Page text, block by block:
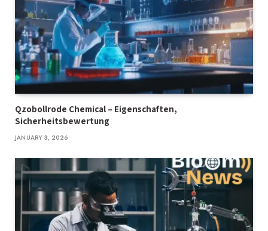
Qzobollrode Chemical – Eigenschaften,
Sicherheitsbewertung
JANUARY 3, 2026